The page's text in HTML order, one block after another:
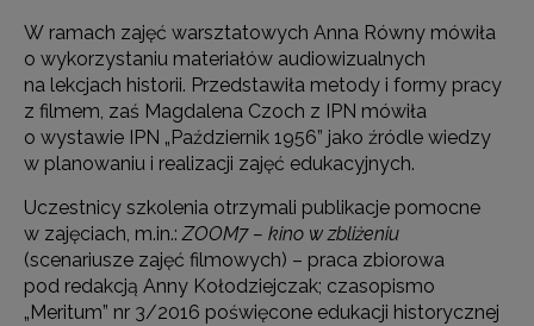
W ramach zajęć warsztatowych Anna Równy mówiła
o wykorzystaniu materiałów audiowizualnych
na lekcjach historii. Przedstawiła metody i formy pracy
z filmem, zaś Magdalena Czoch z IPN mówiła
o wystawie IPN „Październik 1956” jako źródle wiedzy
w planowaniu i realizacji zajęć edukacyjnych.
Uczestnicy szkolenia otrzymali publikacje pomocne
w zajęciach, m.in.:ZOOM7 – kino w zbliżeniu
(scenariusze zajęć filmowych) – praca zbiorowa
pod redakcją Anny Kołodziejczak; czasopismo
„Meritum” nr 3/2016 poświęcone edukacji historycznej